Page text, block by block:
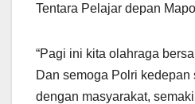
Tentara Pelajar depan
“Pagi ini kita olahraga
Dan semoga Polri kedepan
dengan masyarakat,